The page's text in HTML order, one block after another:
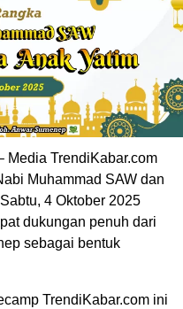
Media TrendiKabar.com
Muhammad SAW dan
4 Oktober 2025
dukungan penuh dari
sebagai bentuk
TrendiKabar.com ini